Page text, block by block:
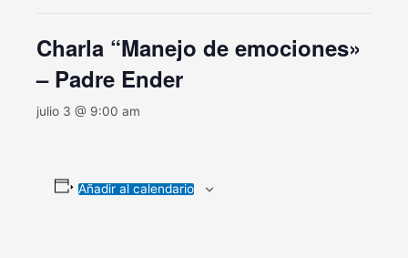
Charla “Manejo de emociones»
– Padre Ender
julio 3 @ 9:00 am
Añadir al calendario